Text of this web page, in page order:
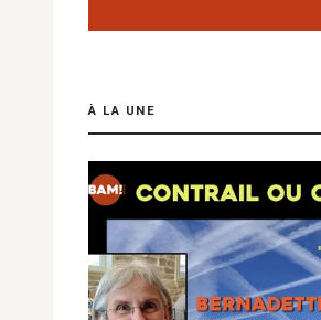
À LA UNE